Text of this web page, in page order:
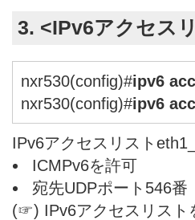
3. <IPv6アクセス
nxr530(config)#ipv6
nxr530(config)#ipv6
IPv6アクセスリスト
ICMPv6を許可
宛先UDPポート546
(☞) IPv6アクセスリスト